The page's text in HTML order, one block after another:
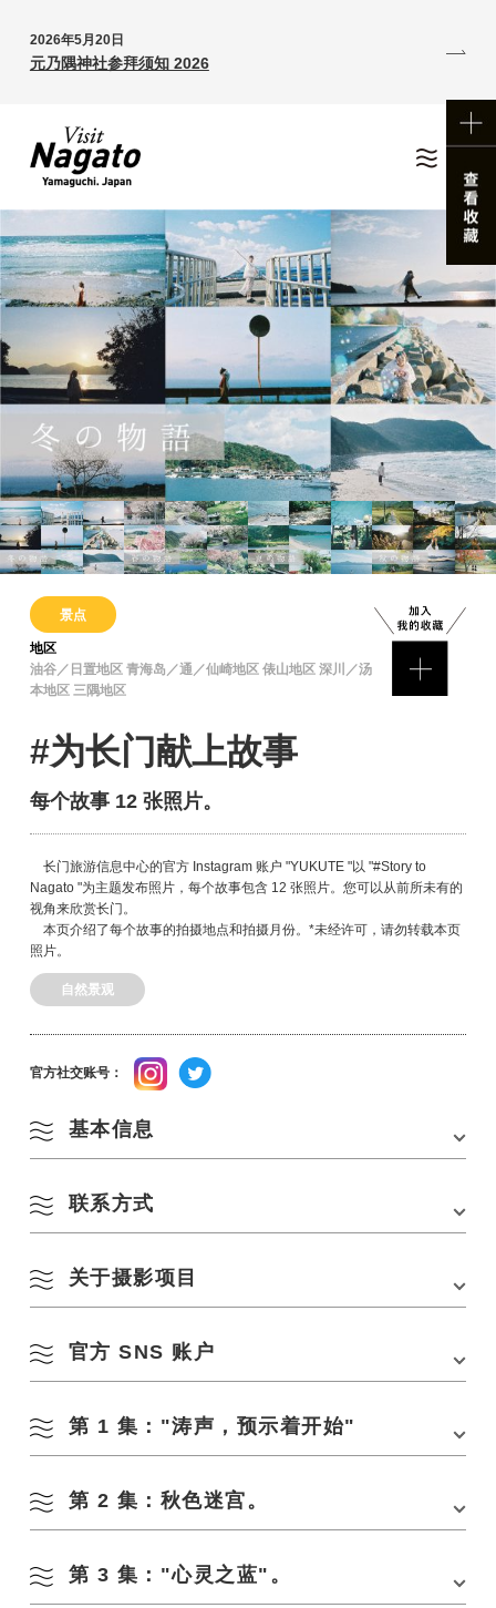
2026年5月20日
元乃隅神社参拜须知 2026
景点
地区
油谷／日置地区 青海岛／通／仙崎地区 俵山地区 深川／汤
本地区 三隅地区
#为长门献上故事
每个故事 12 张照片。
长门旅游信息中心的官方 Instagram 账户 "YUKUTE "以 "#Story to
Nagato "为主题发布照片，每个故事包含 12 张照片。您可以从前所未有的
视角来欣赏长门。
本页介绍了每个故事的拍摄地点和拍摄月份。*未经许可，请勿转载本页
照片。
自然景观
官方社交账号：
基本信息
电话 联系方式
(长门市观光会议协会
关于摄影项目
官方 SNS 账户
Instagram
第 1 集："涛声，预示着开始"
地点：Sawayaka 海滩（仙崎地区）
日期：11 月中旬
第 2 集：秋色迷宫。
地点：戈丹瀑布（俵山地区）
日期：11 月下旬。
第 3 集："心灵之蓝"。